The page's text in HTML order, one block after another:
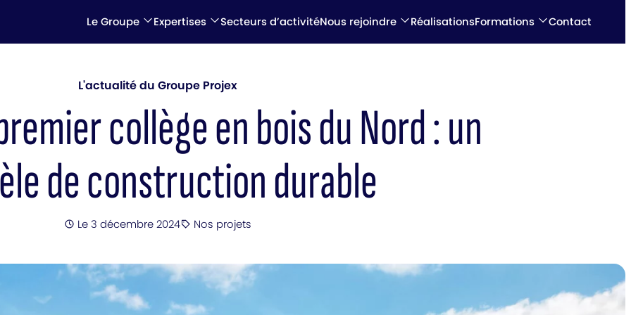
Le Groupe Expertises Secteurs d’activitéNous rejoindre RéalisationsFormations Contact
L'actualité du Groupe Projex
collège en bois du Nord : un
de construction durable
Posté
Le 3 décembre 2024Catégorie
Nos projets